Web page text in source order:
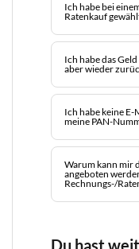
Ich habe bei
Ratenkauf
Ich habe das
aber wieder
Ich habe keine
meine PAN-
Warum kann mir
angeboten
Rechnungs-/
Du hast